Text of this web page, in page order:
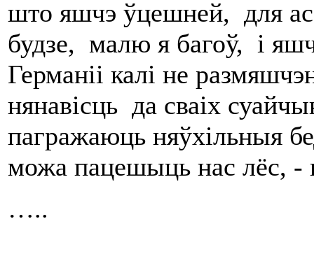
што яшчэ ўцешней, для
будзе, малю я багоў, і
Германіі калі не
нянавісць да сваіх
пагражаюць няўхільныя
можа пацешыць нас лёс, -
…..